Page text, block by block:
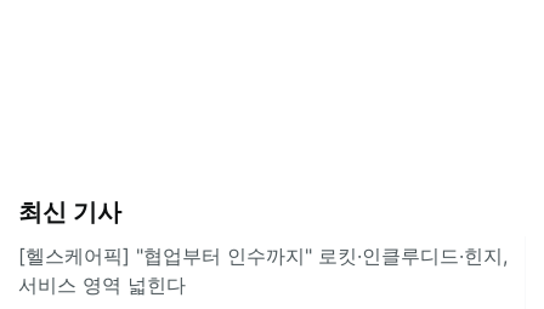
최신 기사
[헬스케어픽] "협업부터 인수까지" 로킷·인클루디드·힌지,
서비스 영역 넓힌다